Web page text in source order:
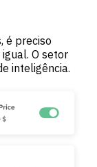
é preciso
O setor
inteligência.